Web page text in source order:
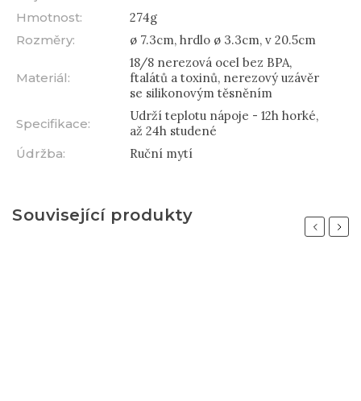
Hmotnost:
274g
Rozměry: ø 7.3cm, hrdlo ø 3.3cm, v 20.5cm
Materiál:
18/8 nerezová ocel bez BPA,
ftalátů a toxinů, nerezový uzávěr
se silikonovým těsněním
Specifikace:
Udrží teplotu nápoje - 12h horké,
až 24h studené
Údržba: Ruční mytí
Související produkty
Previous
Next